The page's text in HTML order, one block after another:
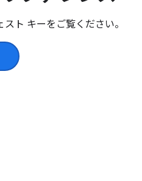
ト キーをご覧ください。